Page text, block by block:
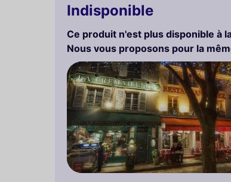
Indisponible
Ce produit n'est plus disponible à
Nous vous proposons pour la